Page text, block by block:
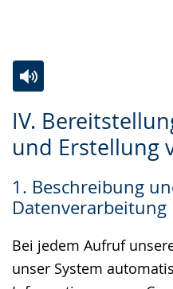
IV.
und Erstellung
1. Beschreibung
Datenverarbeitung
Bei jedem Aufruf
unser System
Leichten
Sprache
Audio-
Unterstützung.
Video
in
Gebärdensprache
wird
angezeigt.